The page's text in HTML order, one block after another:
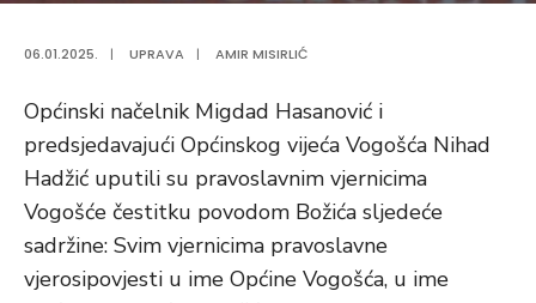
06.01.2025. | UPRAVA | AMIR MISIRLIĆ
Općinski načelnik Migdad Hasanović i
predsjedavajući Općinskog vijeća Vogošća Nihad
Hadžić uputili su pravoslavnim vjernicima
Vogošće čestitku povodom Božića sljedeće
sadržine: Svim vjernicima pravoslavne
vjerosipovjesti u ime Općine Vogošća, u ime